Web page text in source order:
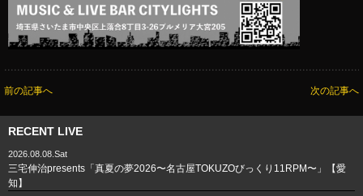
前の記事へ 次の記事へ
RECENT LIVE
2026.08.08.Sat
三宅伸治presents「真夏の夢2026〜名古屋TOKUZOびっくり11RPM〜」【愛
知】